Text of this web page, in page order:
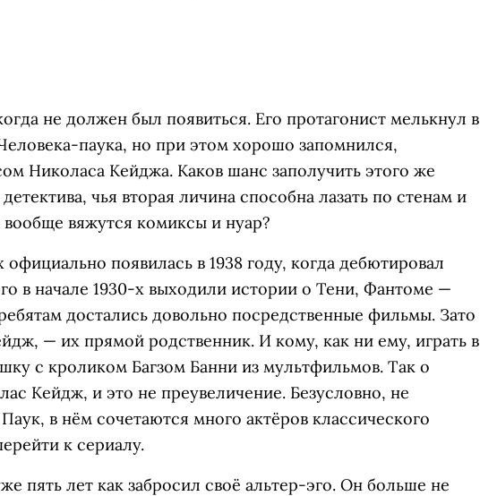
не должен был появиться. Его протагонист мелькнул в
паука, но при этом хорошо запомнился,
Николаса Кейджа. Каков шанс заполучить этого же
чья вторая личина способна лазать по стенам и
вообще вяжутся комиксы и нуар?
появилась в 1938 году, когда дебютировал
в начале 1930-х выходили истории о Тени, Фантоме —
достались довольно посредственные фильмы. Зато
— их прямой родственник. И кому, как ни ему, играть в
с кроликом Багзом Банни из мультфильмов. Так о
Кейдж, и это не преувеличение. Безусловно, не
в нём сочетаются много актёров классического
к сериалу.
пять лет как забросил своё альтер-эго. Он больше не